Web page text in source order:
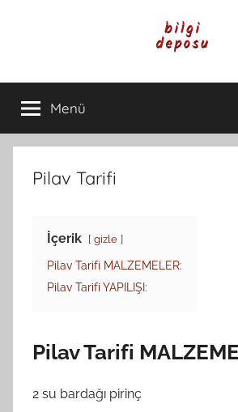
Bilgi
Deposu
Günlük
Yaşam
ve
Rehber
İçerikleri
Menü
Pilav Tarifi
İçerik gizle
Pilav Tarifi MALZEMELER:
Pilav Tarifi YAPILIŞI:
Pilav Tarifi
2 su bardağı pirinç